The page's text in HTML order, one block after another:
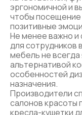
эргономичной и
чтобы посещение
позитивные
Не менее важно и
для сотрудников
мебель не
альтернативой
особенностей
назначения.
Производители
салонов красоты
кресла-кушетки